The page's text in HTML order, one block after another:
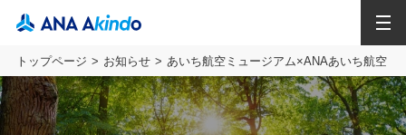
トップページ お知らせ あいち航空ミュージアム×ANAあいち航空ミ